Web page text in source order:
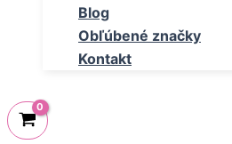
Blog
Obľúbené značky
Kontakt